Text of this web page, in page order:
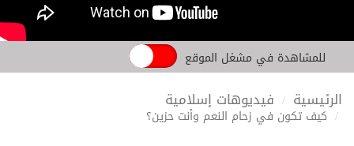
للمشاهدة في مشغل الموقع
الرئيسية فيديوهات إسلامية
كيف تكون في زحام النعم وأنت حزين؟